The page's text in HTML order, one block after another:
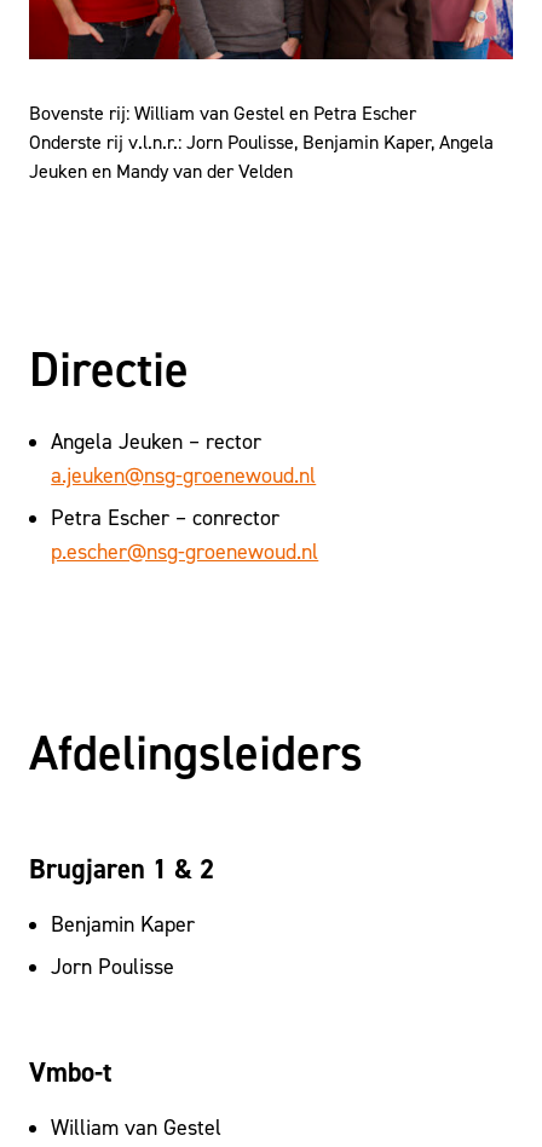
Bovenste rij: William van Gestel en Petra Escher
Onderste rij v.l.n.r.: Jorn Poulisse, Benjamin Kaper, Angela
Jeuken en Mandy van der Velden
Directie
Angela Jeuken – rector
a.jeuken@nsg-groenewoud.nl
Petra Escher – conrector
p.escher@nsg-groenewoud.nl
Afdelingsleiders
Brugjaren 1 & 2
Benjamin Kaper
Jorn Poulisse
Vmbo-t
William van Gestel